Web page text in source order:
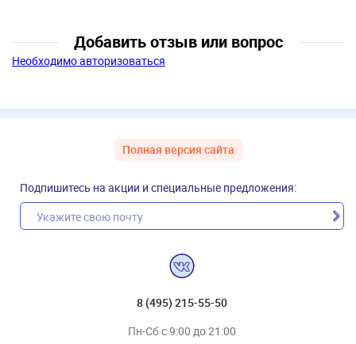
Добавить отзыв или вопрос
Необходимо авторизоваться
Полная версия сайта
Подпишитесь на акции и специальные предложения:
8 (495) 215-55-50
Пн-Сб с 9:00 до 21:00